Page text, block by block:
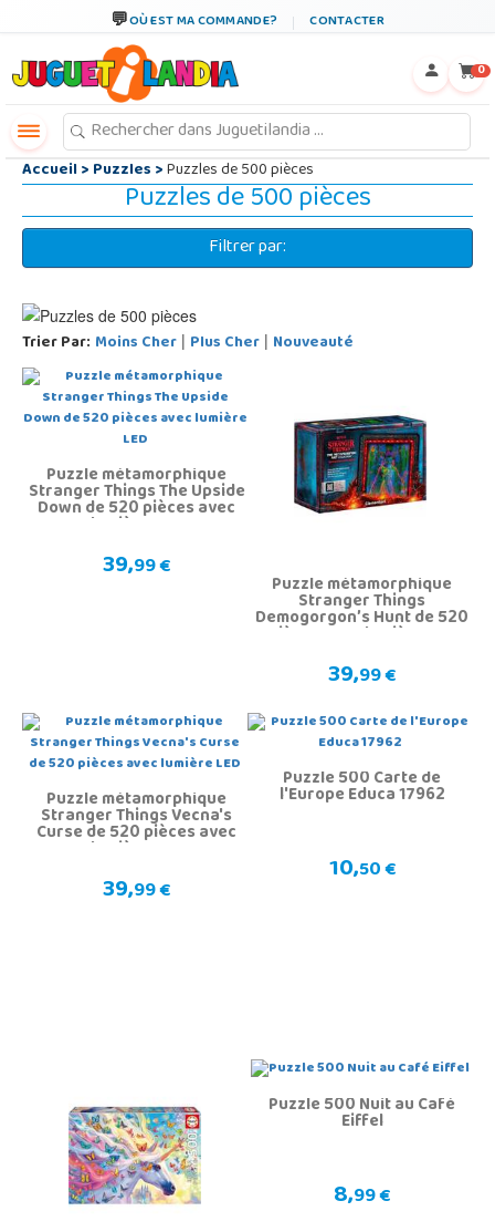
OÙ EST MA COMMANDE? CONTACTER
0
Accueil>Puzzles>Puzzles de 500 pièces
Puzzles de 500 pièces
Filtrer par:
Trier Par: Moins Cher | Plus Cher | Nouveauté
Puzzle métamorphique
Stranger Things The Upside
Down de 520 pièces avec
lumière LED
39,99 € Puzzle métamorphique
Stranger Things
Demogorgon’s Hunt de 520
pièces avec lumière LED
39,99 €
Puzzle métamorphique
Stranger Things Vecna's
Curse de 520 pièces avec
lumière LED
39,99 €
Puzzle 500 Carte de
l'Europe Educa 17962
10,50 €
Puzzle 500 Nuit au Café
Eiffel
8,99 €